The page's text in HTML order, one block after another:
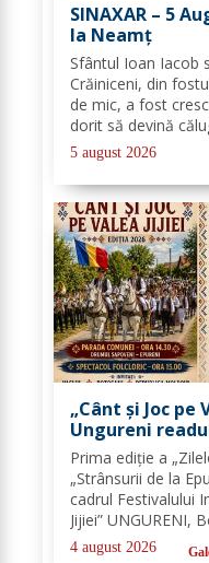
SINAXAR – 5
la Neamţ
Sfântul Ioan Iacob
Crăiniceni, din
de mic, a fost
dorit să devină
ani, și-a îndreptat
aprilie 1936,
5 august 2026
„Cânt și Joc pe
Ungureni
Prima ediție a
„Strânsurii de la
cadrul Festivalului
Jijiei” UNGURENI,
august 2026,
4 august 2026